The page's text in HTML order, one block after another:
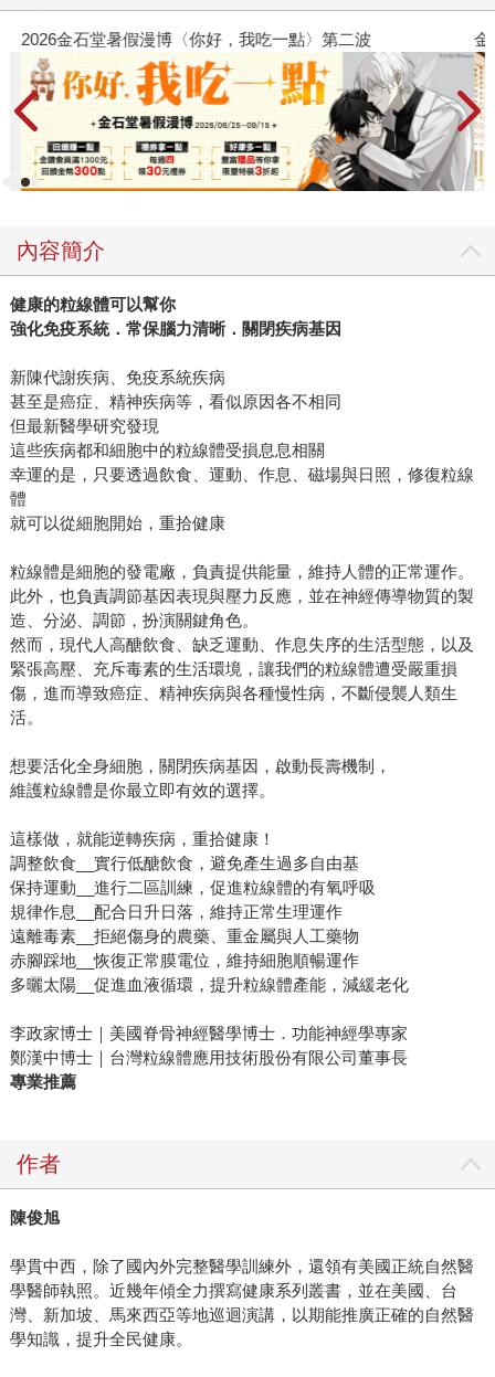
2026金石堂暑假漫博〈你好，我吃一點〉第二波 金
內容簡介
健康的粒線體可以幫你
強化免疫系統．常保腦力清晰．關閉疾病基因
新陳代謝疾病、免疫系統疾病
甚至是癌症、精神疾病等，看似原因各不相同
但最新醫學研究發現
這些疾病都和細胞中的粒線體受損息息相關
幸運的是，只要透過飲食、運動、作息、磁場與日照，修復粒線
體
就可以從細胞開始，重拾健康
粒線體是細胞的發電廠，負責提供能量，維持人體的正常運作。
此外，也負責調節基因表現與壓力反應，並在神經傳導物質的製
造、分泌、調節，扮演關鍵角色。
然而，現代人高醣飲食、缺乏運動、作息失序的生活型態，以及
緊張高壓、充斥毒素的生活環境，讓我們的粒線體遭受嚴重損
傷，進而導致癌症、精神疾病與各種慢性病，不斷侵襲人類生
活。
想要活化全身細胞，關閉疾病基因，啟動長壽機制，
維護粒線體是你最立即有效的選擇。
這樣做，就能逆轉疾病，重拾健康！
調整飲食__實行低醣飲食，避免產生過多自由基
保持運動__進行二區訓練，促進粒線體的有氧呼吸
規律作息__配合日升日落，維持正常生理運作
遠離毒素__拒絕傷身的農藥、重金屬與人工藥物
赤腳踩地__恢復正常膜電位，維持細胞順暢運作
多曬太陽__促進血液循環，提升粒線體產能，減緩老化
李政家博士｜美國脊骨神經醫學博士．功能神經學專家
鄭漢中博士｜台灣粒線體應用技術股份有限公司董事長
專業推薦
作者
陳俊旭
學貫中西，除了國內外完整醫學訓練外，還領有美國正統自然醫
學醫師執照。近幾年傾全力撰寫健康系列叢書，並在美國、台
灣、新加坡、馬來西亞等地巡迴演講，以期能推廣正確的自然醫
學知識，提升全民健康。